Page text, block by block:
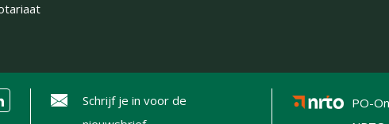
Schrijf je in voor de
PO-